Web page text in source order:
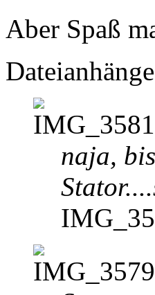
Aber Spaß
Dateianhänge
naja,